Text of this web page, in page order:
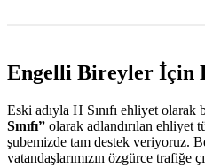
Engelli Bireyler İçin
Eski adıyla H Sınıfı ehliyet
Sınıfı” olarak adlandırılan ehliyet
şubemizde tam destek veriyoruz.
vatandaşlarımızın özgürce trafiğe